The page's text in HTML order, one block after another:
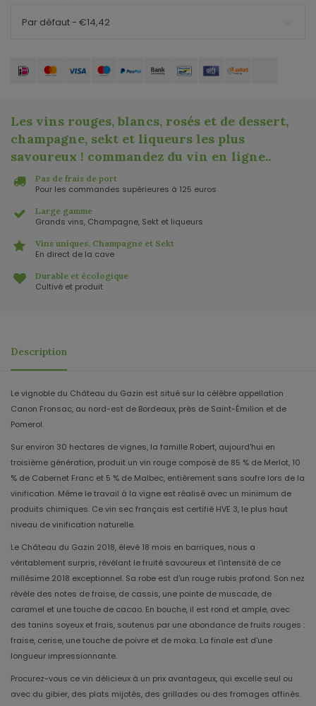
Par défaut - €14,42
Les vins rouges, blancs, rosés et de dessert,
champagne, sekt et liqueurs les plus
savoureux ! commandez du vin en ligne..
Pas de frais de port
Pour les commandes supérieures à 125 euros
Large gamme
Grands vins, Champagne, Sekt et liqueurs
Vins uniques, Champagne et Sekt
En direct de la cave
Durable et écologique
Cultivé et produit
Description
Le vignoble du Château du Gazin est situé sur la célèbre appellation
Canon Fronsac, au nord-est de Bordeaux, près de Saint-Émilion et de
Pomerol.
Sur environ 30 hectares de vignes, la famille Robert, aujourd'hui en
troisième génération, produit un vin rouge composé de 85 % de Merlot, 10
% de Cabernet Franc et 5 % de Malbec, entièrement sans soufre lors de la
vinification. Même le travail à la vigne est réalisé avec un minimum de
produits chimiques. Ce vin sec français est certifié HVE 3, le plus haut
niveau de vinification naturelle.
Le Château du Gazin 2018, élevé 18 mois en barriques, nous a
véritablement surpris, révélant le fruité savoureux et l'intensité de ce
millésime 2018 exceptionnel. Sa robe est d'un rouge rubis profond. Son nez
révèle des notes de fraise, de cassis, une pointe de muscade, de
caramel et une touche de cacao. En bouche, il est rond et ample, avec
des tanins soyeux et frais, soutenus par une abondance de fruits rouges :
fraise, cerise, une touche de poivre et de moka. La finale est d'une
longueur impressionnante.
Procurez-vous ce vin délicieux à un prix avantageux, qui excelle seul ou
avec du gibier, des plats mijotés, des grillades ou des fromages affinés.